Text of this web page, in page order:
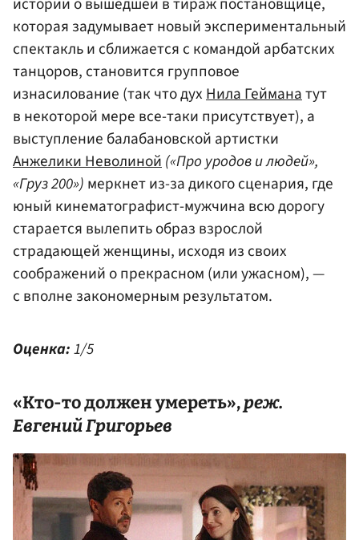
которая задумывает новый экспериментальный
спектакль и сближается с командой арбатских
танцоров, становится групповое
изнасилование (так что духНила Гейманатут
в некоторой мере все-таки присутствует), а
выступление балабановской артистки
Анжелики Неволиной(«Про уродов и людей»,
«Груз 200») меркнет из-за дикого сценария, где
юный кинематографист-мужчина всю дорогу
старается вылепить образ взрослой
страдающей женщины, исходя из своих
соображений о прекрасном (или ужасном), —
с вполне закономерным результатом.
Оценка:1/5
«Кто-то должен умереть»,реж.
Евгений Григорьев